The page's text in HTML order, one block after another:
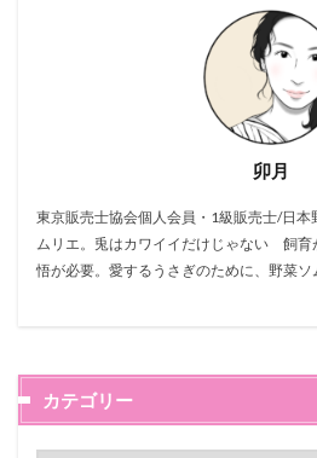
卯月
東京販売士協会個人会員・1級販売士/日本
ムリエ。兎はカワイイだけじゃない 飼育
悟が必要。愛するうさぎのために、野菜ソ
カテゴリー